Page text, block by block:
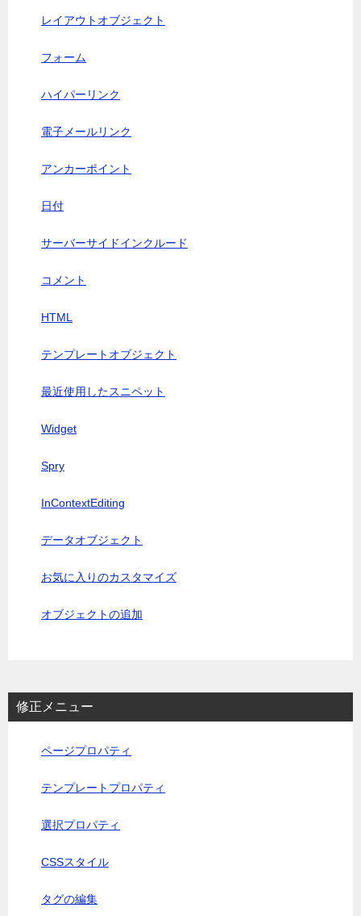
レイアウトオブジェクト
フォーム
ハイパーリンク
電子メールリンク
アンカーポイント
日付
サーバーサイドインクルード
コメント
HTML
テンプレートオブジェクト
最近使用したスニペット
Widget
Spry
InContextEditing
データオブジェクト
お気に入りのカスタマイズ
オブジェクトの追加
修正メニュー
ページプロパティ
テンプレートプロパティ
選択プロパティ
CSSスタイル
タグの編集